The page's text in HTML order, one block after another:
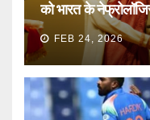
को भारत के
FEB 24, 2026